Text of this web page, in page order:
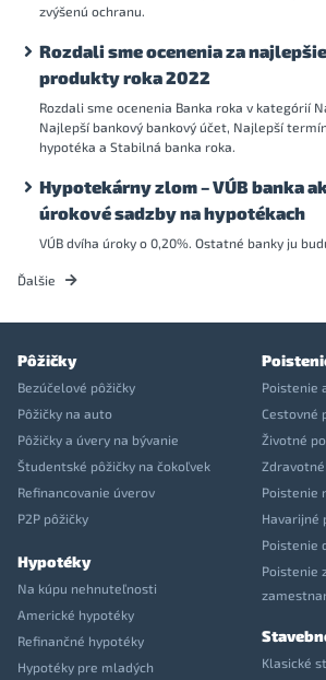
zvýšenú ochranu.
Rozdali sme ocenenia za
produkty roka 2022
Rozdali sme ocenenia Banka roka v kategórií
Najlepší bankový bankový účet, Najlepší
hypotéka a Stabilná banka roka.
Hypotekárny zlom – VÚB banka
úrokové sadzby na hypotékach
VÚB dvíha úroky o 0,20%. Ostatné banky ju
Ďalšie
Pôžičky
Bezúčelové pôžičky
Pôžičky na auto
Pôžičky a úvery na bývanie
Študentské pôžičky na čokoľvek
Refinancovanie úverov
P2P pôžičky
Hypotéky
Na kúpu nehnuteľnosti
Americké hypotéky
Refinančné hypotéky
Hypotéky pre mladých
Poistenie
Cestovné
Životné
Poistenie
Havarijné
Poistenie
Poistenie
Klasické